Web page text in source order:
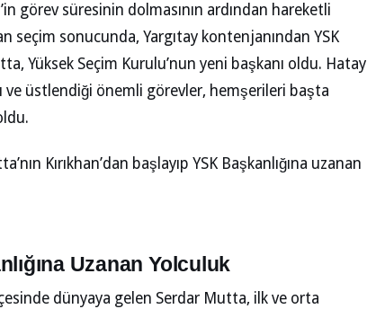
görev süresinin dolmasının ardından hareketli
seçim sonucunda, Yargıtay kontenjanından YSK
Yüksek Seçim Kurulu’nun yeni başkanı oldu. Hatay
ve üstlendiği önemli görevler, hemşerileri başta
Kırıkhan’dan başlayıp YSK Başkanlığına uzanan
Uzanan Yolculuk
dünyaya gelen Serdar Mutta, ilk ve orta